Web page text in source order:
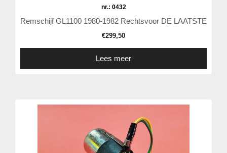
nr.: 0432
Remschijf GL1100 1980-1982 Rechtsvoor DE LAATSTE
€299,50
Lees meer